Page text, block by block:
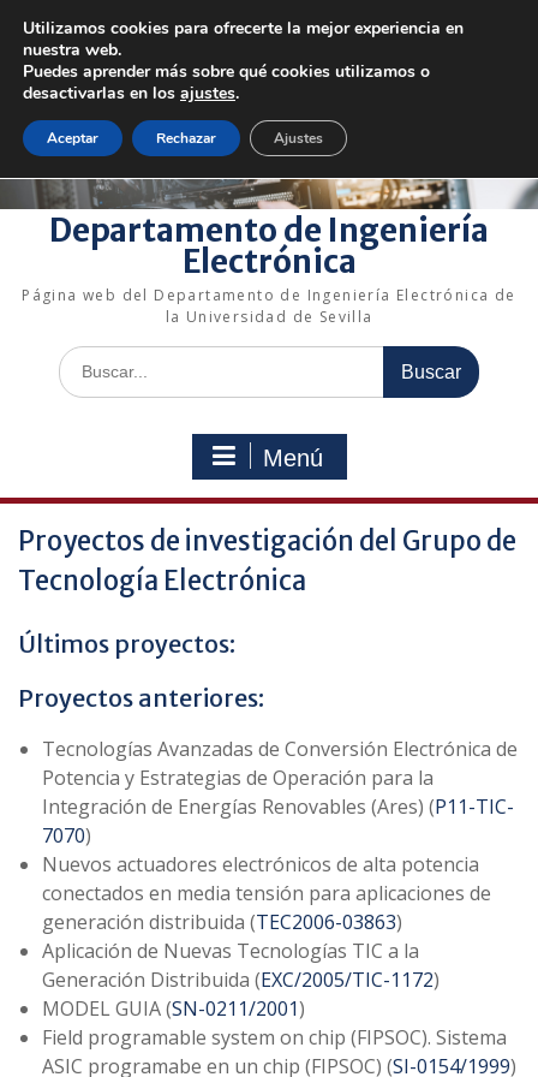
contenido
+34 954 48 73 72 electronica@us.es
Bienvenido a nuestro departamento!
Enlaces rápidos
Departamento de Ingeniería
Electrónica
Página web del Departamento de Ingeniería Electrónica de
la Universidad de Sevilla
Buscar:
Menú
Proyectos de investigación del Grupo de
Tecnología Electrónica
Últimos proyectos:
Proyectos anteriores:
Tecnologías Avanzadas de Conversión Electrónica de
Potencia y Estrategias de Operación para la
Integración de Energías Renovables (Ares) (P11-TIC-
7070)
Nuevos actuadores electrónicos de alta potencia
conectados en media tensión para aplicaciones de
generación distribuida (TEC2006-03863)
Aplicación de Nuevas Tecnologías TIC a la
Generación Distribuida (EXC/2005/TIC-1172)
MODEL GUIA (SN-0211/2001)
Field programable system on chip (FIPSOC). Sistema
ASIC programabe en un chip (FIPSOC) (SI-0154/1999)
Utilizamos cookies para ofrecerte la mejor experiencia en
nuestra web.
Puedes aprender más sobre qué cookies utilizamos o
desactivarlas en los ajustes.
Aceptar Rechazar Ajustes